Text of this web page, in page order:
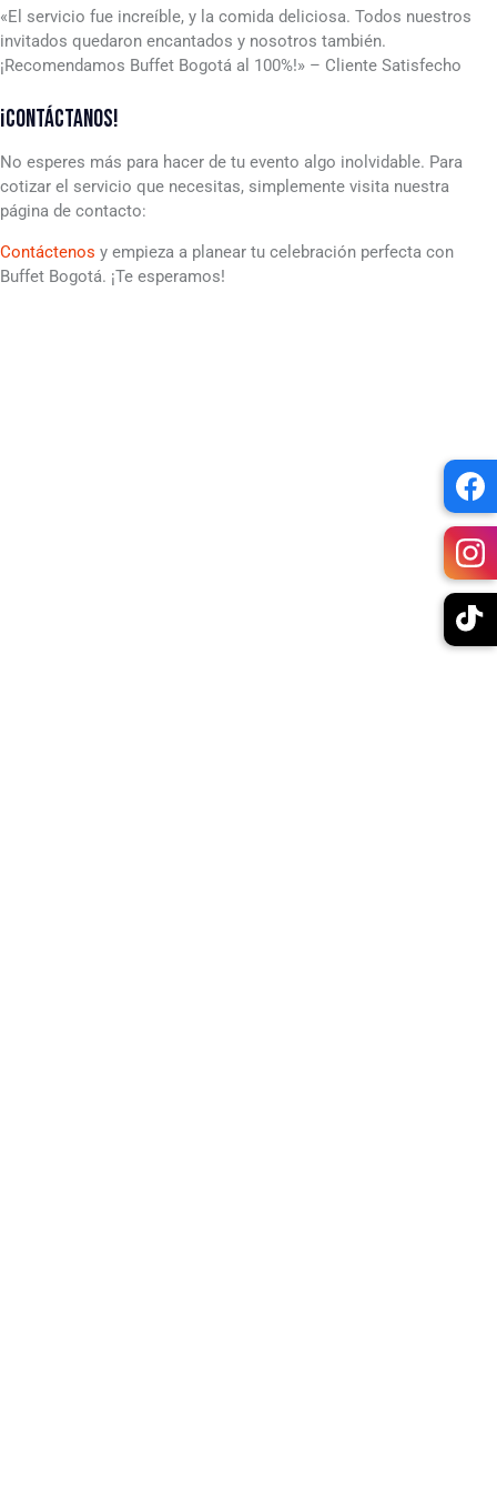
«El servicio fue increíble, y la comida deliciosa. Todos nuestros
invitados quedaron encantados y nosotros también.
¡Recomendamos Buffet Bogotá al 100%!» – Cliente Satisfecho
¡CONTÁCTANOS!
No esperes más para hacer de tu evento algo inolvidable. Para
cotizar el servicio que necesitas, simplemente visita nuestra
página de contacto:
Contáctenos y empieza a planear tu celebración perfecta con
Buffet Bogotá. ¡Te esperamos!